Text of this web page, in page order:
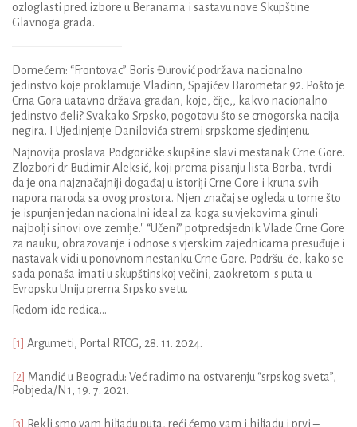
ozloglasti pred izbore u Beranama i sastavu nove Skupštine
Glavnoga grada.
Domećem: “Frontovac” Boris Đurović podržava nacionalno
jedinstvo koje proklamuje Vladinn, Spajićev Barometar 92. Pošto je
Crna Gora uatavno država građan, koje, čije,, kakvo nacionalno
jedinstvo đeli? Svakako Srpsko, pogotovu što se crnogorska nacija
negira. I Ujedinjenje Danilovića stremi srpskome sjedinjenu.
Najnovija proslava Podgoričke skupšine slavi mestanak Crne Gore.
Zlozbori dr Budimir Aleksić, koji prema pisanju lista Borba, tvrdi
da je ona najznačajniji događaj u istoriji Crne Gore i kruna svih
napora naroda sa ovog prostora. Njen značaj se ogleda u tome što
je ispunjen jedan nacionalni ideal za koga su vjekovima ginuli
najbolji sinovi ove zemlje." “Učeni” potpredsjednik Vlade Crne Gore
za nauku, obrazovanje i odnose s vjerskim zajednicama presuđuje i
nastavak vidi u ponovnom nestanku Crne Gore. Podršu će, kako se
sada ponaša imati u skupštinskoj večini, zaokretom s puta u
Evropsku Uniju prema Srpsko svetu.
Redom ide redica…
[1] Argumeti, Portal RTCG, 28. 11. 2024.
[2] Mandić u Beogradu: Već radimo na ostvarenju “srpskog sveta”,
Pobjeda/N1, 19. 7. 2021.
[3] Rekli smo vam hiljadu puta, reći ćemo vam i hiljadu i prvi –